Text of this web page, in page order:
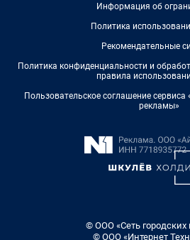
Информация об
Политика
Рекомендательные
Политика конфиденциальности и
правила
Пользовательское соглашение
рекламы»
© ООО «Сеть городских
© ООО «Интернет